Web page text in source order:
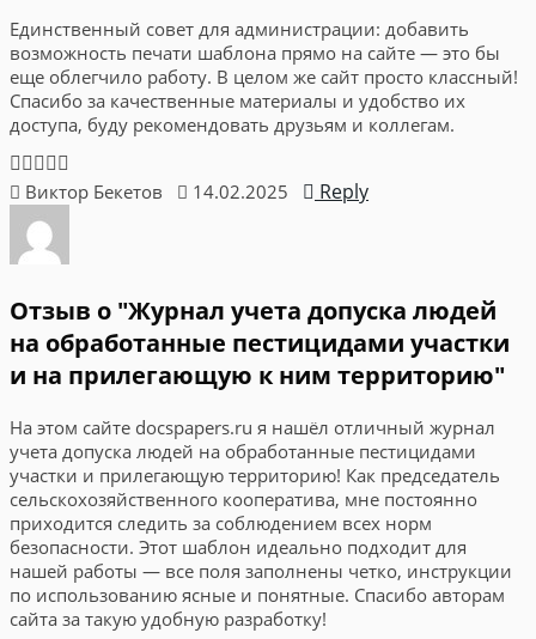
Единственный совет для администрации: добавить
возможность печати шаблона прямо на сайте — это бы
еще облегчило работу. В целом же сайт просто классный!
Спасибо за качественные материалы и удобство их
доступа, буду рекомендовать друзьям и коллегам.
Виктор Бекетов 14.02.2025 Reply
Отзыв о "Журнал учета допуска людей
на обработанные пестицидами участки
и на прилегающую к ним территорию"
На этом сайте docspapers.ru я нашёл отличный журнал
учета допуска людей на обработанные пестицидами
участки и прилегающую территорию! Как председатель
сельскохозяйственного кооператива, мне постоянно
приходится следить за соблюдением всех норм
безопасности. Этот шаблон идеально подходит для
нашей работы — все поля заполнены четко, инструкции
по использованию ясные и понятные. Спасибо авторам
сайта за такую удобную разработку!